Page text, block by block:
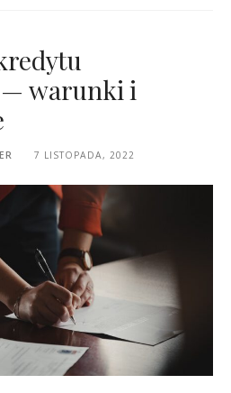
— warunki i
7 LISTOPADA, 2022